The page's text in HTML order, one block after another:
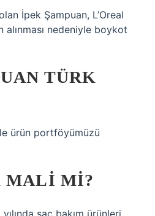
İpek Şampuan, L’Oreal
alınması nedeniyle boykot
TÜRK
ürün portföyümüzü
MALI MI?
saç bakım ürünleri